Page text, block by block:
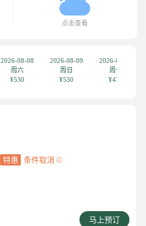
点击查看
2026-08-08
周六
¥530
2026-08-09
周日
¥530
2026-08-10
周一
¥430
特惠 条件取消
马上预订